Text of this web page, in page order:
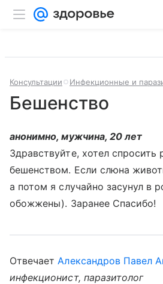
Консультации Инфекционные и
Бешенство
анонимно, мужчина, 20 лет
Здравствуйте, хотел спросить
бешенством. Если слюна
а потом я случайно засунул в
обожжены). Заранее Спасибо!
ОтвечаетАлександров Павел
инфекционист, паразитолог